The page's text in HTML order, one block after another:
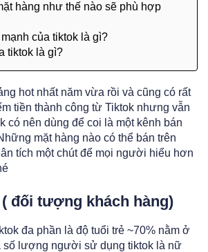
hàng như thế nào sẽ phù hợp
của tiktok là gì?
tiktok là gì?
hot nhất năm vừa rồi và cũng có rất
tiền thành công từ Tiktok nhưng vẫn
có nên dùng để coi là một kênh bán
mặt hàng nào có thể bán trên
tích một chút để mọi người hiểu hơn
đối tượng khách hàng)
đa phần là độ tuổi trẻ ~70% nằm ở
số lượng người sử dụng tiktok là nữ